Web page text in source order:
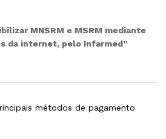
MNSRM e MSRM mediante
da internet, pelo Infarmed”
métodos de pagamento